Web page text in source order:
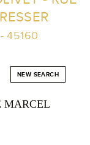
45160
NEW SEARCH
MARCEL